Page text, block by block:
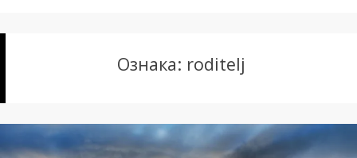
Ознака: roditelj